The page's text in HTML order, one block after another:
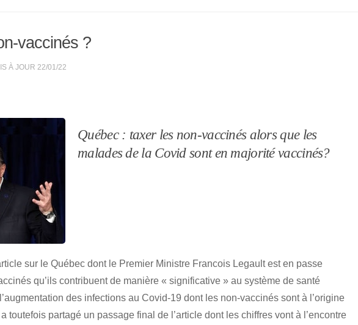
vaccinés ?
À JOUR 22/01/22
Québec : taxer les non-vaccinés alors que les
malades de la Covid sont en majorité vaccinés?
sur le Québec dont le Premier Ministre Francois Legault est en passe
qu’ils contribuent de manière « significative » au système de santé
des infections au Covid-19 dont les non-vaccinés sont à l’origine
toutefois partagé un passage final de l’article dont les chiffres vont à l’encontre